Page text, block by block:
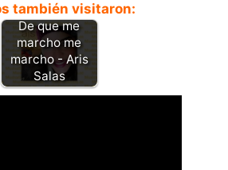
también visitaron:
De que me
marcho me
marcho - Aris
Salas